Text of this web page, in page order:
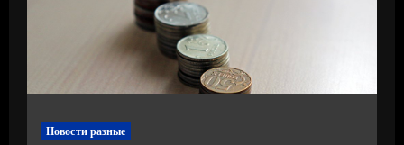
и
Новости разные